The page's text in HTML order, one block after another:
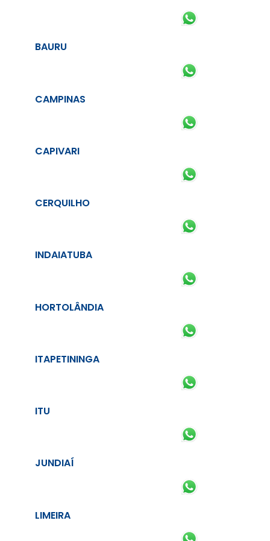
BAURU
CAMPINAS
CAPIVARI
CERQUILHO
INDAIATUBA
HORTOLÂNDIA
ITAPETININGA
ITU
JUNDIAÍ
LIMEIRA